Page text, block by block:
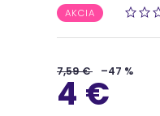
AKCIA
7,59 € –47 %
4 €